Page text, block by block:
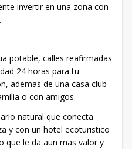
invertir en una zona con
potable, calles reafirmadas
24 horas para tu
ademas de una casa club
o con amigos.
natural que conecta
y con un hotel ecoturistico
que le da aun mas valor y